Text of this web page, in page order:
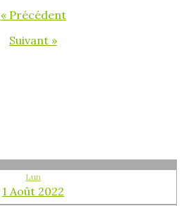
« Précédent
Suivant »
Lun
1 Août 2022